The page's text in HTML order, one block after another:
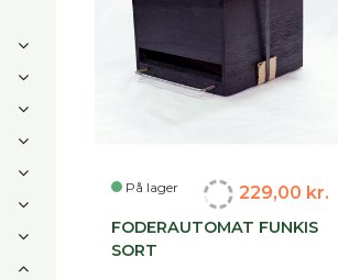
På lager 229,00 kr.
FODERAUTOMAT FUNKIS
SORT